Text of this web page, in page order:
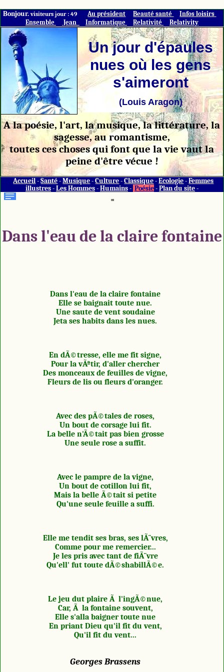
Bonjour.visiteurs jour : 49 Au président Beauté santé
Infos loisirs
Ensemble
Jean Informatique Relativité Relativity
Un jour d'épaules
nues où les gens
s'aimeront
(Louis Aragon)
A la poésie, l'art, la musique, la littérature, la
sagesse, au romantisme,
toutes ces choses qui font que la vie vaut la
peine d'être vécue !
Accueil -Santé -Musique -Culture -Classique -Ecologie -Femmes
illustres- Les Hommes- Humains- Poésie- Plan du site-
HI
Dans l'eau de la claire fontaine
Dans l'eau de la claire fontaine
Elle se baignait toute nue.
Une saute de vent soudaine
Jeta ses habits dans les nues.
En dÃ©tresse, elle me fit signe,
Pour la vÃªtir, d'aller chercher
Des monceaux de feuilles de vigne,
Fleurs de lis ou fleurs d'oranger.
Avec des pÃ©tales de roses,
Un bout de corsage lui fit.
La belle n'Ã©tait pas bien grosse
Une seule rose a suffit.
Avec le pampre de la vigne,
Un bout de cotillon lui fit,
Mais la belle Ã©tait si petite
Qu'une seule feuille a suffi.
Elle me tendit ses bras, ses lÃ¨vres,
Comme pour me remercier...
Je les pris avec tant de fiÃ¨vre
Qu'ell' fut toute dÃ©shabillÃ©e.
Le jeu dut plaire Ã l'ingÃ©nue,
Car, Ã la fontaine souvent,
Elle s'alla baigner toute nue
En priant Dieu qu'il fit du vent,
Qu'il fit du vent...
Georges Brassens